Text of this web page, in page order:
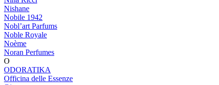
Nishane
Nobile 1942
Nobl’art Parfums
Noble Royale
Noème
Noran Perfumes
O
ODORATIKA
Officina delle Essenze